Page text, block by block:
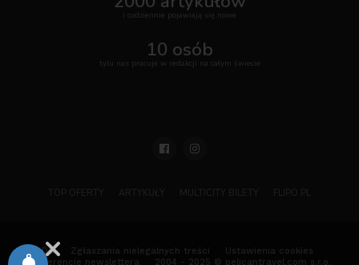
i codziennie pojawiają się nowe
10 osób
tylu nas pracuje w redakcji na całym świecie
ODO Zgłaszania nielegalnych treści
Ustawienia cookies
Preferencje newslettera
2004 - 2025 © pelicantravel.com s.r.o.